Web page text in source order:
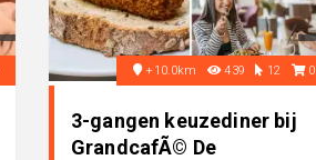
+10.0km 439 12 0
3-gangen keuzediner bij
GrandcafÃ© De